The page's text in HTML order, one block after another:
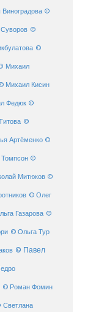
©
©
©
Михаил
Михаил Кисин
Федюк ©
©
Артёменко ©
©
Митюков ©
© Олег
Газарова ©
© Ольга Тур
© Павел
© Роман Фомин
Светлана